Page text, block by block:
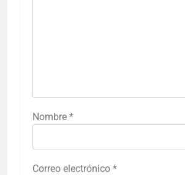
Nombre *
Correo electrónico *